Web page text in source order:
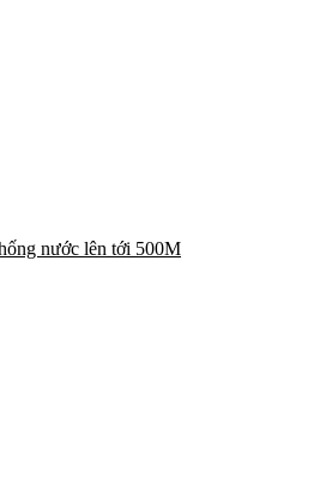
nước lên tới 500M